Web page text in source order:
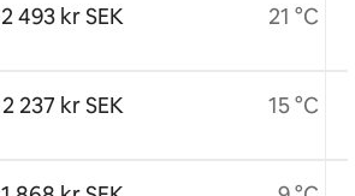
2 493 kr SEK
2 237 kr SEK
21 °C
15 °C